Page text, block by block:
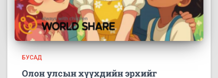
БУСАД
Олон улсын хүүхдийн эрхийг